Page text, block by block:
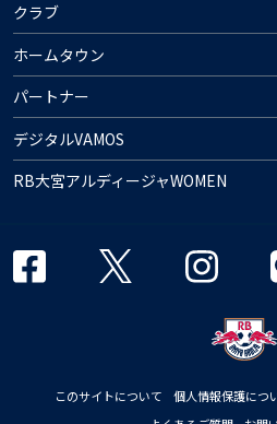
クラブ
ホームタウン
パートナー
デジタルVAMOS
RB大宮アルディージャWOMEN
このサイトについて 個人情報保護につ